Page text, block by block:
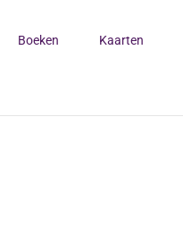
Boeken Kaarten